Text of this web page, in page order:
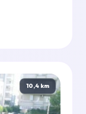
10,4 km